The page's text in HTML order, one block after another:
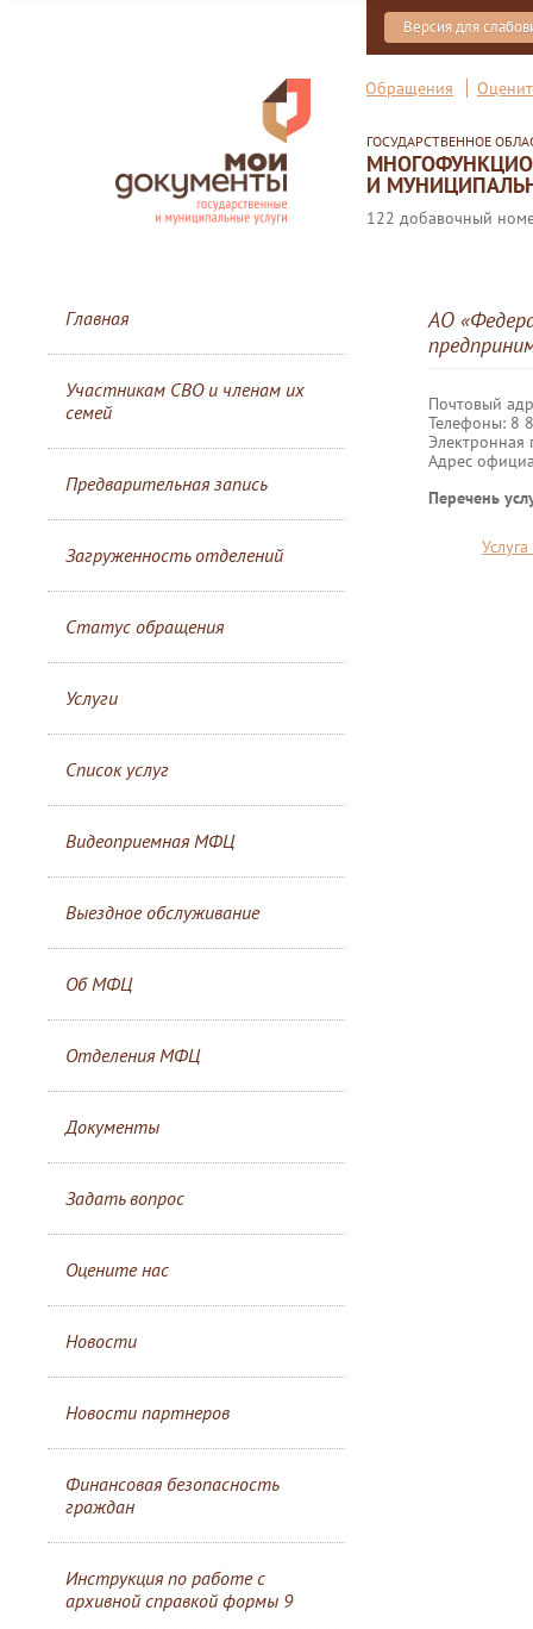
Версия для
Обращения
ГОСУДАРСТВЕННОЕ
И
122 добавочный
Главная
Участникам СВО и членам их
семей
Предварительная запись
Загруженность отделений
Статус обращения
Услуги
Список услуг
Видеоприемная МФЦ
Выездное обслуживание
Об МФЦ
Отделения МФЦ
Документы
Задать вопрос
Оцените нас
Новости
Новости партнеров
Финансовая безопасность
граждан
Инструкция по работе с
архивной справкой формы 9
АО
Почтовый
Телефоны: 8
Электронная
Адрес
Перечень